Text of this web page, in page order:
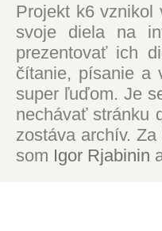
Projekt k6 vznikol
svoje diela na
prezentovať ich
čítanie, písanie a
super ľuďom. Je
nechávať stránku
zostáva archív.
som Igor Rjabinin